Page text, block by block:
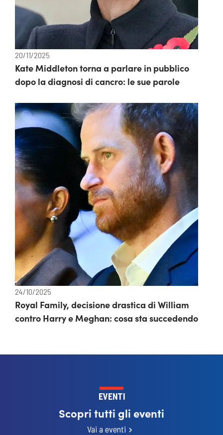
20/11/2025
Kate Middleton torna a parlare in pubblico
dopo la diagnosi di cancro: le sue parole
24/10/2025
Royal Family, decisione drastica di William
contro Harry e Meghan: cosa sta succedendo
EVENTI
Scopri tutti gli eventi
Vai a eventi